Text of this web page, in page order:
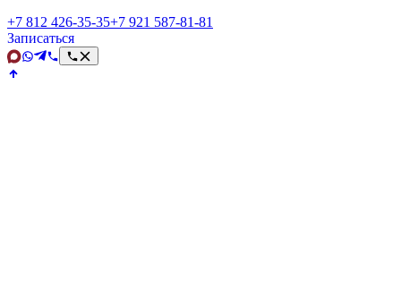
+7 812 426‑35‑35+7 921 587‑81‑81
Записаться